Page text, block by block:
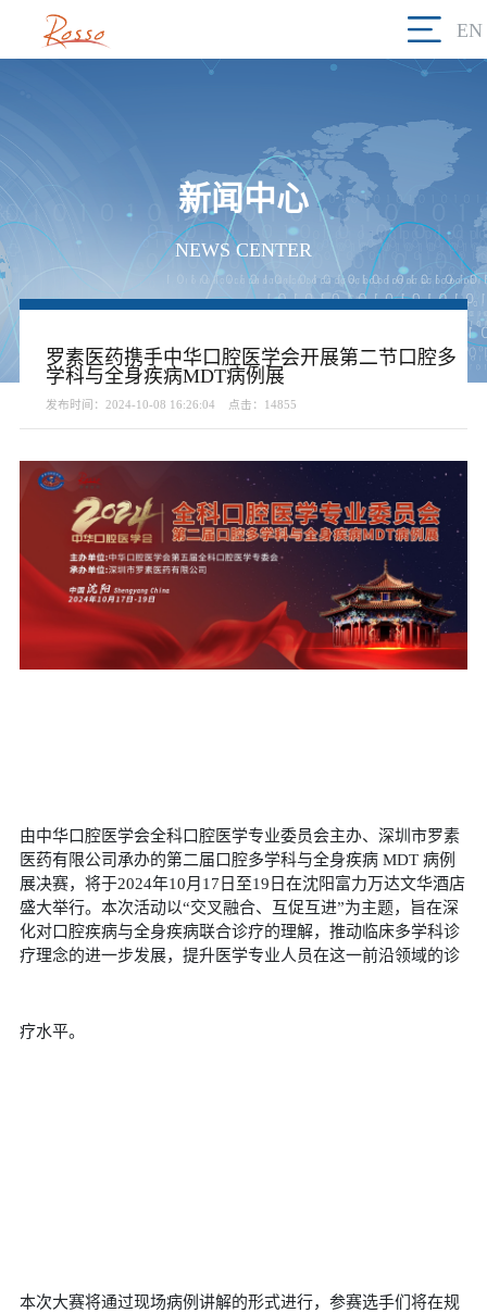
EN
新闻中心
NEWS CENTER
罗素医药携手中华口腔医学会开展第二节口腔多
学科与全身疾病MDT病例展
发布时间：2024-10-08 16:26:04 点击：14855
由中华口腔医学会全科口腔医学专业委员会主办、深圳市罗素
医药有限公司承办的第二届口腔多学科与全身疾病MDT 病例
展决赛，将于2024年10月 17 日至19 日在沈阳富力万达文华酒店
盛大举行。本次活动以“交叉融合、互促互进”为主题，旨在深
化对口腔疾病与全身疾病联合诊疗的理解，推动临床多学科诊
疗理念的进一步发展，提升医学专业人员在这一前沿领域的诊
疗水平。
本次大赛将通过现场病例讲解的形式进行，参赛选手们将在规